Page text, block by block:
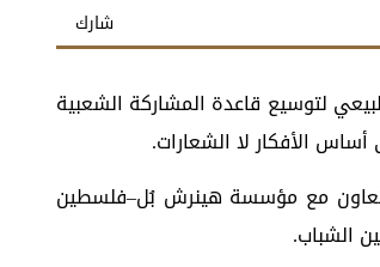
شارك
لتوسيع قاعدة المشاركة الشعبية
الأفكار لا الشعارات.
مع مؤسسة هينرش بُل–فلسطين
الشباب.